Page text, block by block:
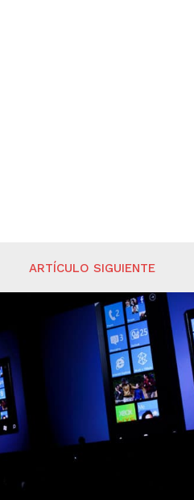
ARTÍCULO SIGUIENTE